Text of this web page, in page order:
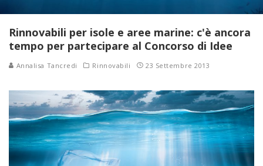
Rinnovabili per isole e aree marine: c'è ancora
tempo per partecipare al Concorso di Idee
Annalisa Tancredi Rinnovabili 23 Settembre 2013